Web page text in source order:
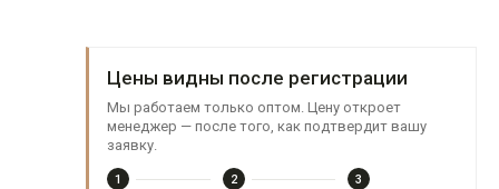
Цены видны после регистрации
Мы работаем только оптом. Цену откроет
менеджер — после того, как подтвердит вашу
заявку.
1 2 3